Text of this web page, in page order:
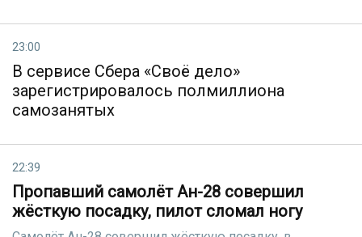
23:00
В сервисе Сбера «Своё дело»
зарегистрировалось полмиллиона
самозанятых
22:39
Пропавший самолёт Ан-28 совершил
жёсткую посадку, пилот сломал ногу